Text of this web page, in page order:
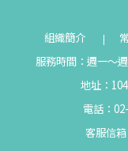
組織簡介
服務時間：週一～
地址：
電話：
客服信箱